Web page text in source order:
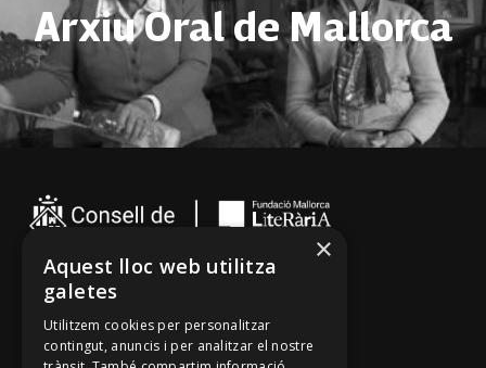
Arxiu Oral de Mallorca
Cançoner
Tradicionari
×
Aquest lloc web utilitza
galetes
Utilitzem cookies per personalitzar
contingut, anuncis i per analitzar el nostre